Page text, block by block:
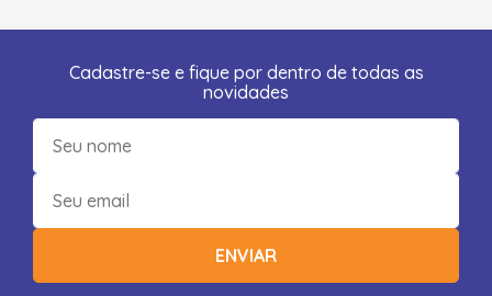
Cadastre-se e fique por dentro de todas as
novidades
ENVIAR